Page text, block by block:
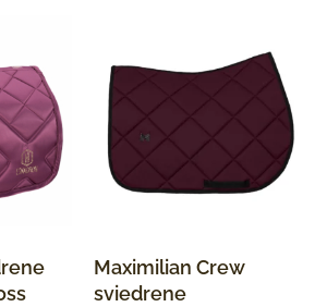
Maximilian Crew
sviedrene